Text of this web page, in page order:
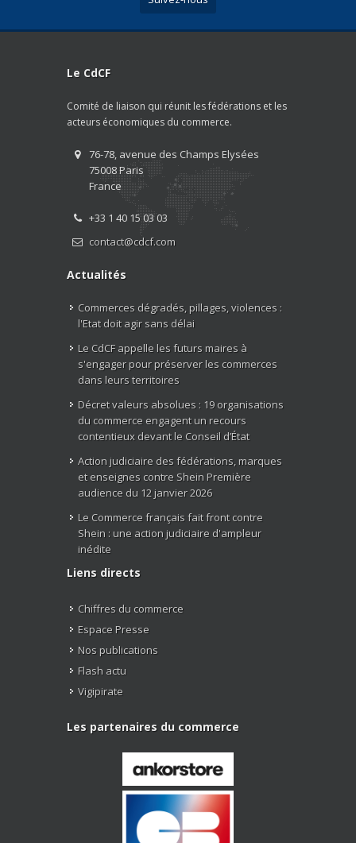
Le CdCF
Comité de liaison qui réunit les fédérations et les
acteurs économiques du commerce.
76-78, avenue des Champs Elysées
75008 Paris
France
+33 1 40 15 03 03
contact@cdcf.com
Actualités
Commerces dégradés, pillages, violences :
l'Etat doit agir sans délai
Le CdCF appelle les futurs maires à
s'engager pour préserver les commerces
dans leurs territoires
Décret valeurs absolues : 19 organisations
du commerce engagent un recours
contentieux devant le Conseil d’État
Action judiciaire des fédérations, marques
et enseignes contre Shein Première
audience du 12 janvier 2026
Le Commerce français fait front contre
Shein : une action judiciaire d'ampleur
inédite
Liens directs
Chiffres du commerce
Espace Presse
Nos publications
Flash actu
Vigipirate
Les partenaires du commerce